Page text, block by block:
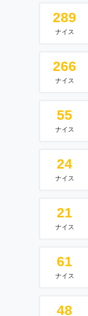
289
ナイス
266
ナイス
55
ナイス
24
ナイス
21
ナイス
61
ナイス
48